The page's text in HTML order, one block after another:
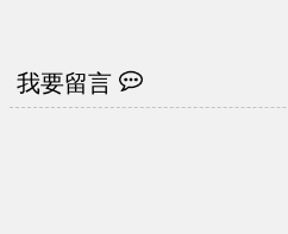
我要留言